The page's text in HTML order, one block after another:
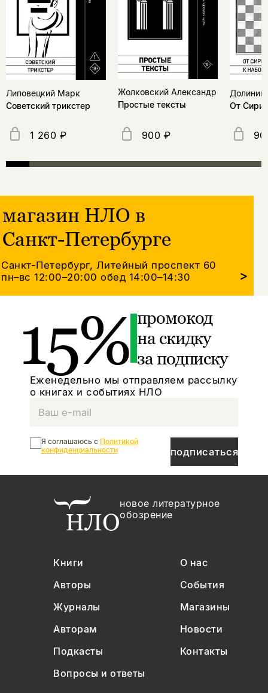
Липовецкий Марк
Советский трикстер
1 260 ₽
Жолковский Александр
Простые тексты
900 ₽
Долинин
От
магазин НЛО в
Санкт-Петербурге
Санкт-Петербург, Литейный проспект 60
пн–вс 12:00–20:00обед 14:00–14:30 >
15% промокод
на скидку
за подписку
Еженедельно мы отправляем рассылку
о книгах и событиях НЛО
подписаться
Я соглашаюсь с Политикой
конфиденциальности
новое литературное
обозрение
Книги
О нас
Авторы
События
Журналы
Магазины
Авторам
Новости
Подкасты
Контакты
Вопросы и ответы